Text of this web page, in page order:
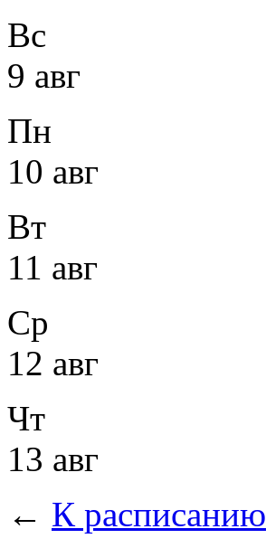
Вс
9 авг
Пн
10 авг
Вт
11 авг
Ср
12 авг
Чт
13 авг
← К расписанию